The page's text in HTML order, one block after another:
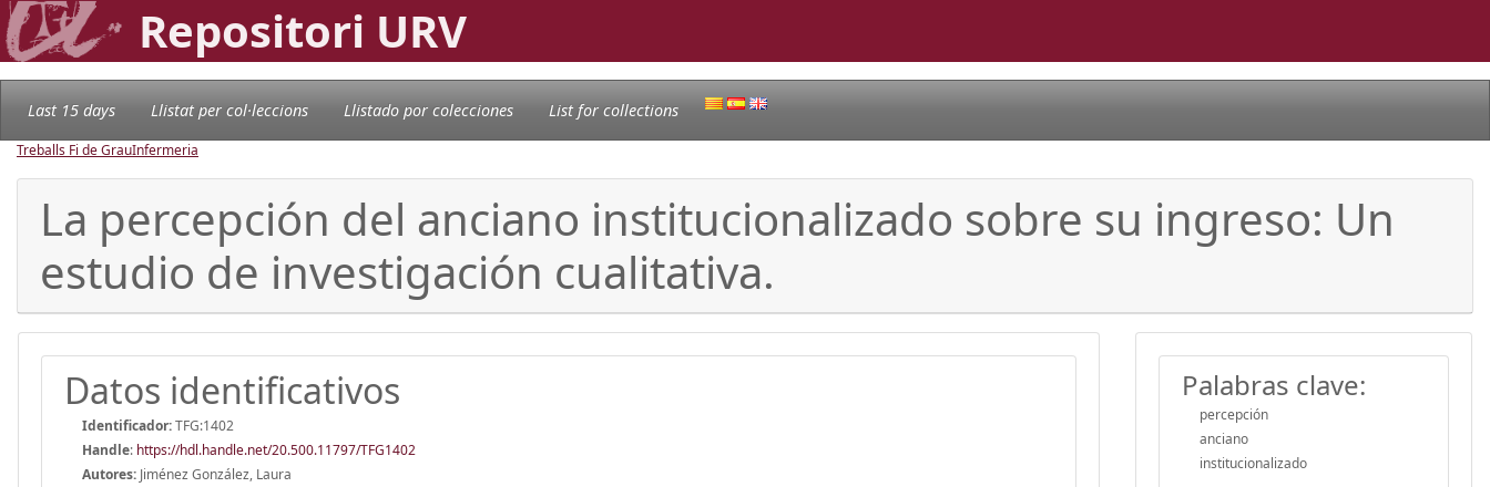
Repositori URV
Last 15 days Llistat per col·leccions Llistado por colecciones List for collections
Treballs Fi de GrauInfermeria
La percepción del anciano institucionalizado sobre su ingreso: Un
estudio de investigación cualitativa.
Datos identificativos
Identificador:TFG:1402
Handle: https://hdl.handle.net/20.500.11797/TFG1402
Autores: Jiménez González, Laura
Palabras clave:
percepción
anciano
institucionalizado